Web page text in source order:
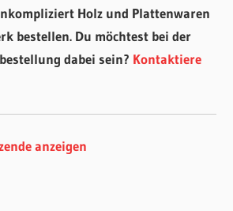
Holz und Plattenwaren
bestellen. Du möchtest bei der
dabei sein? Kontaktiere
anzeigen